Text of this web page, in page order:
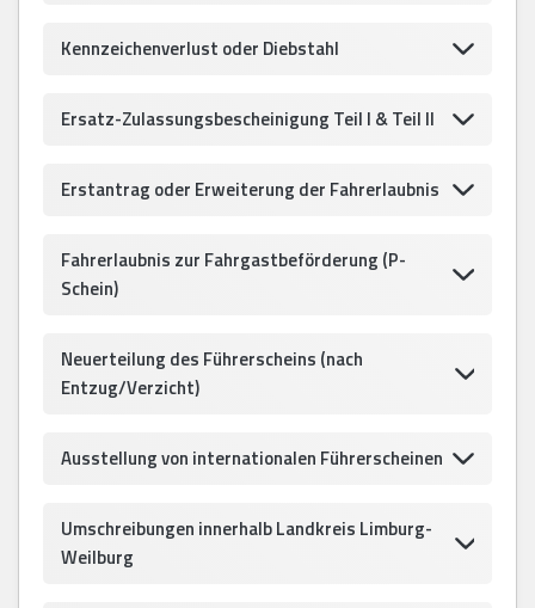
Kennzeichenverlust oder Diebstahl
Ersatz-Zulassungsbescheinigung Teil I & Teil II
Erstantrag oder Erweiterung der Fahrerlaubnis
Fahrerlaubnis zur Fahrgastbeförderung (P-
Schein)
Neuerteilung des Führerscheins (nach
Entzug/Verzicht)
Ausstellung von internationalen Führerscheinen
Umschreibungen innerhalb Landkreis Limburg-
Weilburg